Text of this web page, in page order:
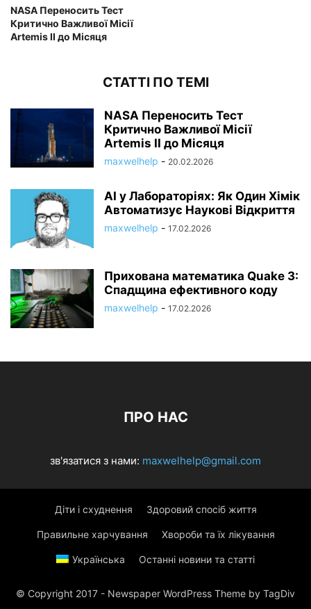
NASA Переносить Тест
Критично Важливої Місії
Artemis II до Місяця
СТАТТІ ПО ТЕМІ
NASA Переносить Тест
Критично Важливої Місії
Artemis II до Місяця
maxwelhelp - 20.02.2026
AI у Лабораторіях: Як Один Хімік
Автоматизує Наукові Відкриття
maxwelhelp - 17.02.2026
Прихована математика Quake 3:
Спадщина ефективного коду
maxwelhelp - 17.02.2026
ПРО НАС
зв'язатися з нами: maxwelhelp@gmail.com
Діти і схуднення Здоровий спосіб життя
Правильне харчування Хвороби та їх лікування
Українська Останні новини та статті
© Copyright 2017 - Newspaper WordPress Theme by TagDiv